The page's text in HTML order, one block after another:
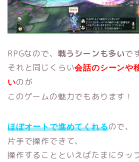
RPGなので、 戦うシーンも多いで
それと同じくらい会話のシーンや
いのが
このゲームの魅力でもあります！
ほぼオートで進めてくれるので、
片手で操作できて、
操作することといえばたまにタッ